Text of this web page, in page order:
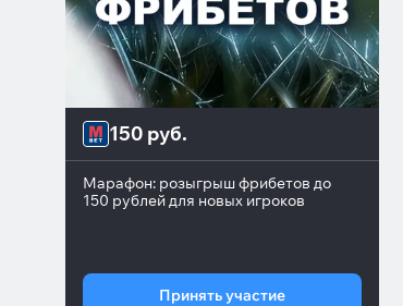
150 руб.
Марафон: розыгрыш фрибетов до
150 рублей для новых игроков
Принять участие